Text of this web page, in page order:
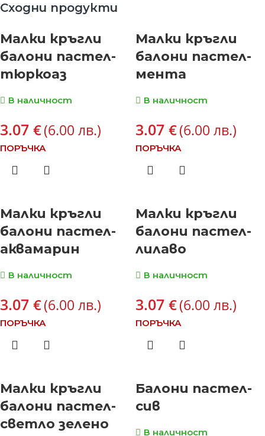
Сходни продукти
Малки кръгли
балони пастел-
тюркоаз
В наличност
3.07 €(6.00 лв.)
ПОРЪЧКА
Малки кръгли
балони пастел-
мента
В наличност
3.07 €(6.00 лв.)
ПОРЪЧКА
Малки кръгли
балони пастел-
аквамарин
В наличност
3.07 €(6.00 лв.)
ПОРЪЧКА
Малки кръгли
балони пастел-
лилаво
В наличност
3.07 €(6.00 лв.)
ПОРЪЧКА
Малки кръгли
балони пастел-
светло зелено
Балони пастел-
сив
В наличност